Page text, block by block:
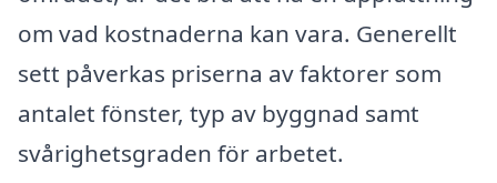
om vad kostnaderna kan vara. Generellt
sett påverkas priserna av faktorer som
antalet fönster, typ av byggnad samt
svårighetsgraden för arbetet.